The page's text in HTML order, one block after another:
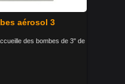
aérosol 3
des bombes de 3" de